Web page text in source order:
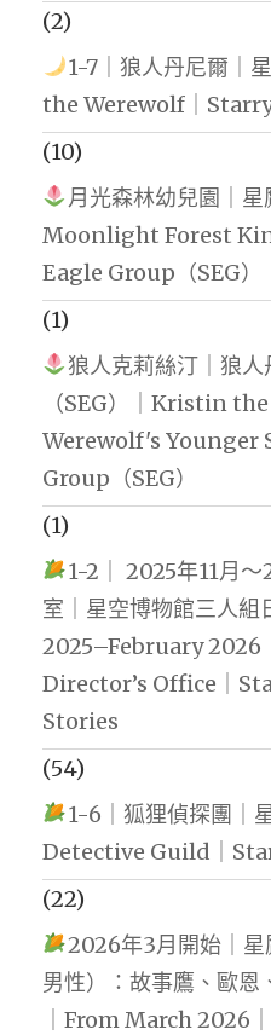
(2)
1-7｜狼人丹尼爾｜
the Werewolf｜
(10)
月光森林幼兒園｜星
Moonlight Forest
Eagle Group（SEG）
(1)
狼人克莉絲汀｜狼
（SEG）｜Kristin
Werewolf's Younger
Group（SEG）
(1)
1-2｜ 2025年11月
室｜星空博物館三人
2025–February
Director’s Office｜
Stories
(54)
1-6｜狐狸偵探團｜
Detective Guild｜
(22)
2026年3月開始｜星
男性）：故事鷹、歐
｜From March 2026